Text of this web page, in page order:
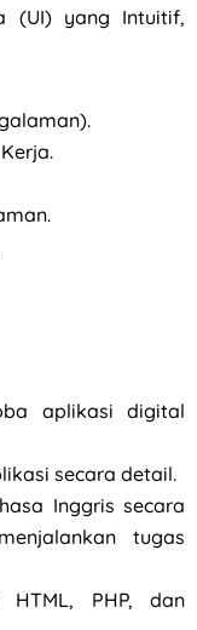
(UI) yang Intuitif,
aplikasi digital
secara detail.
Inggris secara
tugas
HTML, PHP, dan